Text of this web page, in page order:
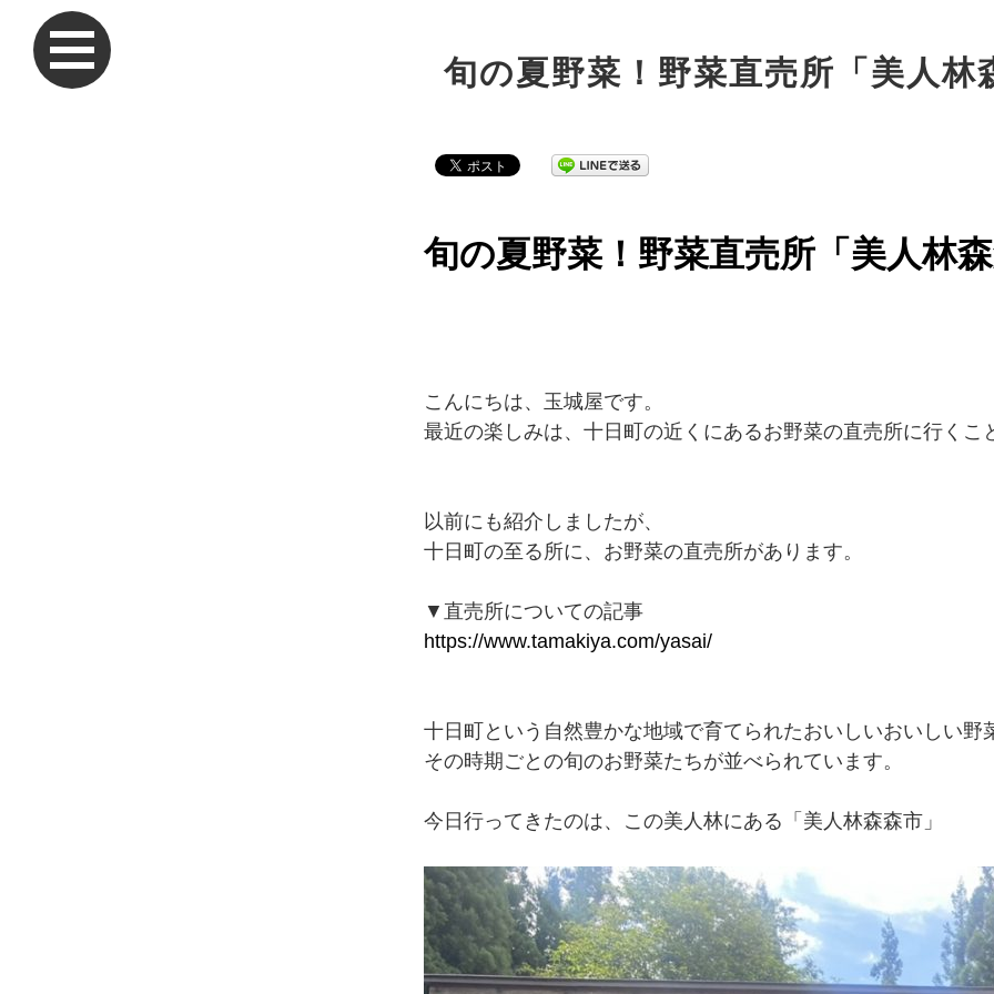
旬の夏野菜！野菜直売所「美人林
旬の夏野菜！野菜直売所「美人林
こんにちは、玉城屋です。
最近の楽しみは、十日町の近くにあるお野菜の直売所に行くこ
以前にも紹介しましたが、
十日町の至る所に、お野菜の直売所があります。
▼直売所についての記事
https://www.tamakiya.com/yasai/
十日町という自然豊かな地域で育てられたおいしいおいしい野
その時期ごとの旬のお野菜たちが並べられています。
今日行ってきたのは、この美人林にある「美人林森森市」